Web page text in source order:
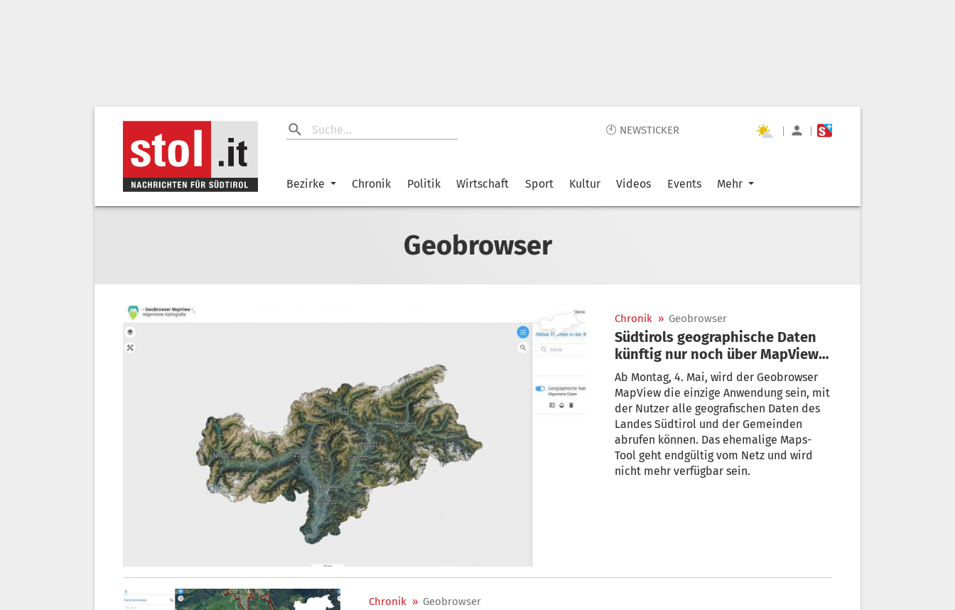
🕙 NEWSTICKER | |
Bezirke Chronik Politik Wirtschaft Sport Kultur Videos Events Mehr
Geobrowser
Chronik » Geobrowser
Südtirols geographische Daten
künftig nur noch über MapView
aufrufbar
Ab Montag, 4. Mai, wird der Geobrowser
MapView die einzige Anwendung sein, mit
der Nutzer alle geografischen Daten des
Landes Südtirol und der Gemeinden
abrufen können. Das ehemalige Maps-
Tool geht endgültig vom Netz und wird
nicht mehr verfügbar sein.
Chronik » Geobrowser